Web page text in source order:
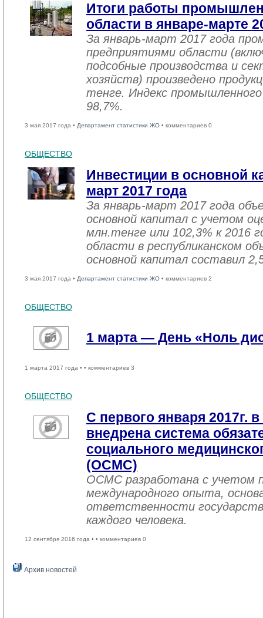
Итоги работы
области в январе-марте
За январь-март 2017 года
предприятиями области
подсобные производства и
хозяйств) произведено
тенге. Индекс
98,7%.
3 мая 2017 года • Департамент статистики ЖО • комментариев 0
ОБЩЕСТВО
Инвестиции в основной
март 2017 года
За январь-март 2017 года
основной капитал с учетом
млн.тенге или 102,3% к 2016
области в республиканском
основной капитал составил
3 мая 2017 года • Департамент статистики ЖО • комментариев 2
ОБЩЕСТВО
1 марта — День «Ноль
1 марта 2017 года • • комментариев 3
ОБЩЕСТВО
С первого января 2017г.
внедрена система
социального
(ОСМС)
ОСМС разработана с учетом
международного опыта,
ответственности
каждого человека.
12 сентября 2016 года • • комментариев 0
Архив новостей